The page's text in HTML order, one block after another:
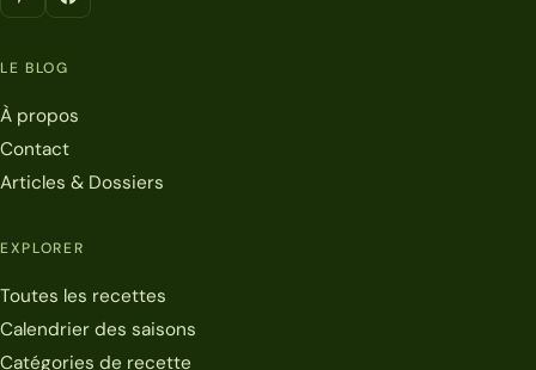
LE BLOG
À propos
Contact
Articles & Dossiers
EXPLORER
Toutes les recettes
Calendrier des saisons
Catégories de recette